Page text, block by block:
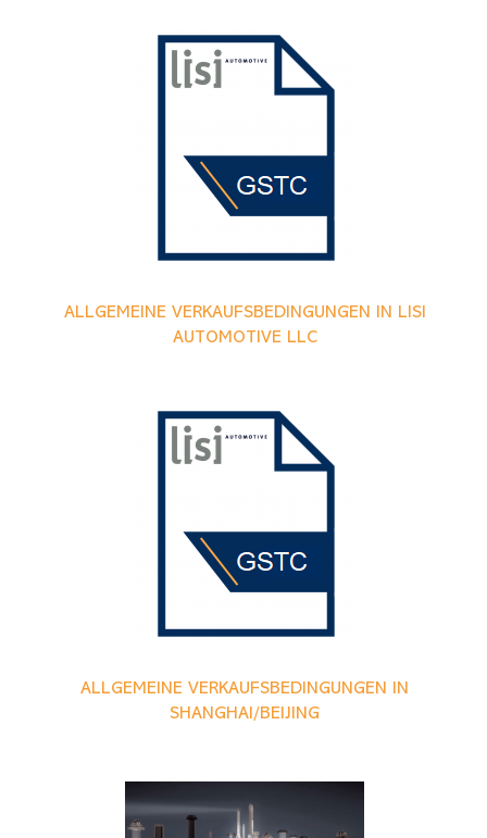
ALLGEMEINE VERKAUFSBEDINGUNGEN IN LISI
AUTOMOTIVE LLC
ALLGEMEINE VERKAUFSBEDINGUNGEN IN
SHANGHAI/BEIJING